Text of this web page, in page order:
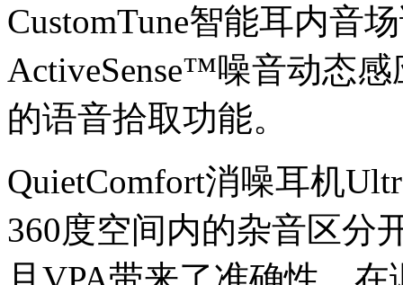
CustomTune智能耳内音
ActiveSense™噪音动态
的语音拾取功能。
QuietComfort消噪耳机
360度空间内的杂音区分